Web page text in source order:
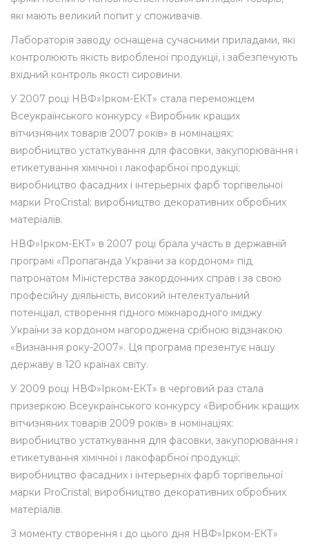
які мають великий попит у споживачів.
Лабораторія заводу оснащена сучасними приладами, які
контролюють якість виробленої продукції, і забезпечують
вхідний контроль якості сировини.
У 2007 році НВФ»Ірком-ЕКТ» стала переможцем
Всеукраїнського конкурсу «Виробник кращих
вітчизняних товарів 2007 років» в номінаціях:
виробництво устаткування для фасовки, закупорювання і
етикетування хімічної і лакофарбної продукції;
виробництво фасадних і інтерьерніх фарб торгівельної
марки ProCristal; виробництво декоративних обробних
матеріалів.
НВФ»Ірком-ЕКТ» в 2007 році брала участь в державній
програмі «Пропаганда України за кордоном» під
патронатом Міністерства закордонних справ і за свою
професійну діяльність, високий інтелектуальний
потенціал, створення гідного міжнародного іміджу
України за кордоном нагороджена срібною відзнакою
«Визнання року-2007». Ця програма презентує нашу
державу в 120 країнах світу.
У 2009 році НВФ»Ірком-ЕКТ» в черговий раз стала
призеркою Всеукраїнського конкурсу «Виробник кращих
вітчизняних товарів 2009 років» в номінаціях:
виробництво устаткування для фасовки, закупорювання і
етикетування хімічної і лакофарбної продукції;
виробництво фасадних і інтерьерніх фарб торгівельної
марки ProCristal; виробництво декоративних обробних
матеріалів.
З моменту створення і до цього дня НВФ»Ірком-ЕКТ»